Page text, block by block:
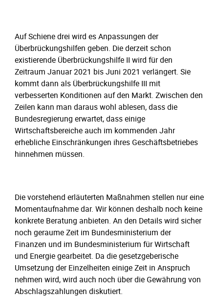
Auf Schiene drei wird es Anpassungen der
Überbrückungshilfen geben. Die derzeit schon
existierende Überbrückungshilfe II wird für den
Zeitraum Januar 2021 bis Juni 2021 verlängert. Sie
kommt dann als Überbrückungshilfe III mit
verbesserten Konditionen auf den Markt. Zwischen den
Zeilen kann man daraus wohl ablesen, dass die
Bundesregierung erwartet, dass einige
Wirtschaftsbereiche auch im kommenden Jahr
erhebliche Einschränkungen ihres Geschäftsbetriebes
hinnehmen müssen.
Die vorstehend erläuterten Maßnahmen stellen nur eine
Momentaufnahme dar. Wir können deshalb noch keine
konkrete Beratung anbieten. An den Details wird sicher
noch geraume Zeit im Bundesministerium der
Finanzen und im Bundesministerium für Wirtschaft
und Energie gearbeitet. Da die gesetzgeberische
Umsetzung der Einzelheiten einige Zeit in Anspruch
nehmen wird, wird auch noch über die Gewährung von
Abschlagszahlungen diskutiert.